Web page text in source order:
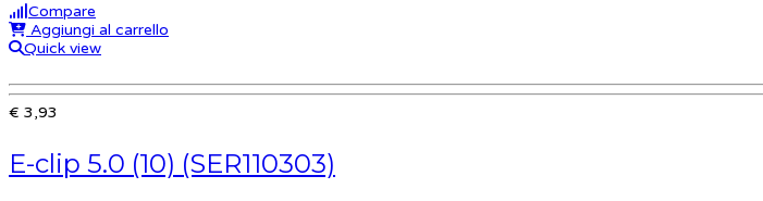
Compare
Aggiungi al carrello
Quick view
€ 3,93
E-clip 5.0 (10) (SER110303)